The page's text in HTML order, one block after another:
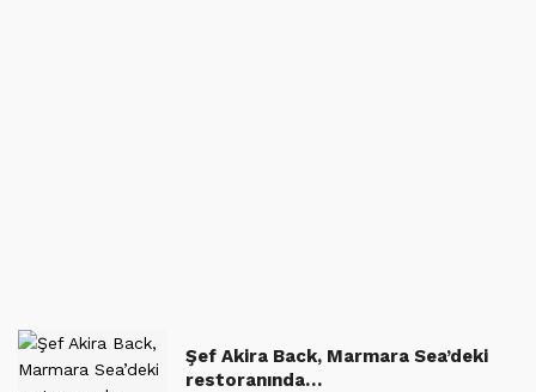
Şef Akira Back, Marmara Sea’deki
restoranında…